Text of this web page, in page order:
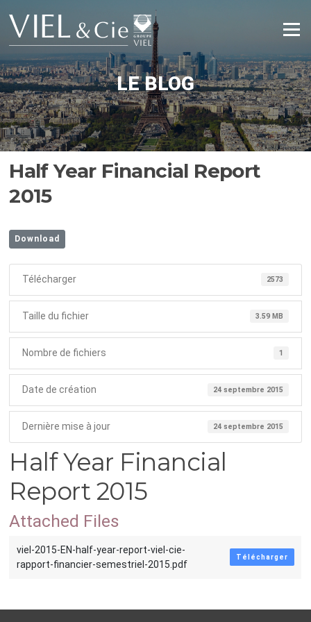
contenu
Menu
LE BLOG
Half Year Financial Report
2015
Download
Télécharger 2573
Taille du fichier 3.59 MB
Nombre de fichiers 1
Date de création 24 septembre 2015
Dernière mise à jour 24 septembre 2015
Half Year Financial
Report 2015
Attached Files
viel-2015-EN-half-year-report-viel-cie-
rapport-financier-semestriel-2015.pdf
Télécharger